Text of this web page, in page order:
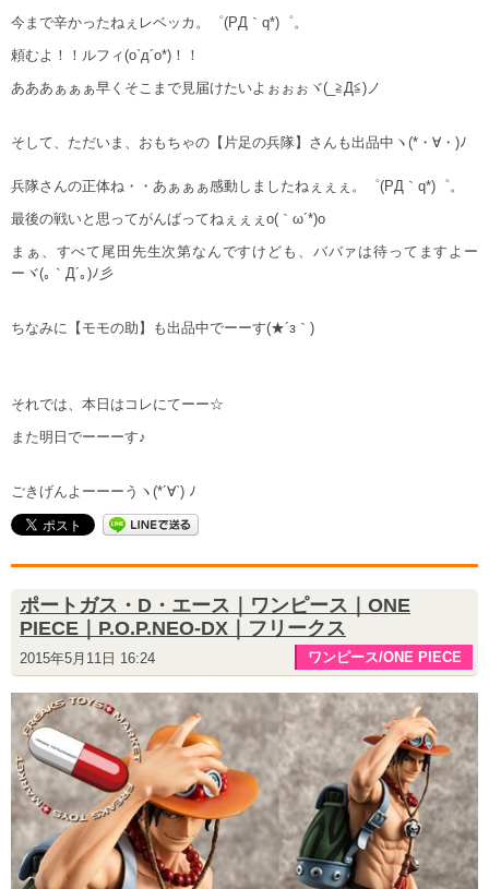
今まで辛かったねぇレベッカ。゜(PД｀q*)゜。
頼むよ！！ルフィ(o`д´o*)！！
あああぁぁぁ早くそこまで見届けたいよぉぉぉヾ(_≧Д≦)ノ
そして、ただいま、おもちゃの【片足の兵隊】さんも出品中ヽ(*・∀・)ﾉ
兵隊さんの正体ね・・あぁぁぁ感動しましたねぇぇぇ。゜(PД｀q*)゜。
最後の戦いと思ってがんばってねぇぇぇo(｀ω´*)o
まぁ、すべて尾田先生次第なんですけども、ババァは待ってますよー
ーヾ(｡｀Д´｡)ﾉ彡
ちなみに【モモの助】も出品中でーーす(★´з｀)
それでは、本日はコレにてーー☆
また明日でーーーす♪
ごきげんよーーーうヽ(*´∀`) ﾉ
ポートガス・D・エース｜ワンピース｜ONE
PIECE｜P.O.P.NEO-DX｜フリークス
2015年5月11日 16:24 ワンピース/ONE PIECE